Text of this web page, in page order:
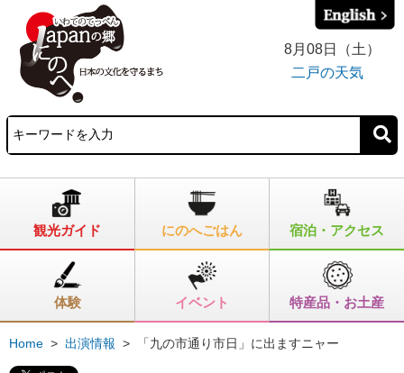
8月08日（土）
二戸の天気
観光ガイド にのへごはん 宿泊・アクセス
体験 イベント 特産品・お土産
Home > 出演情報 > 「九の市通り市日」に出ますニャー